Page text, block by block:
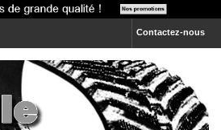
Contactez-nous